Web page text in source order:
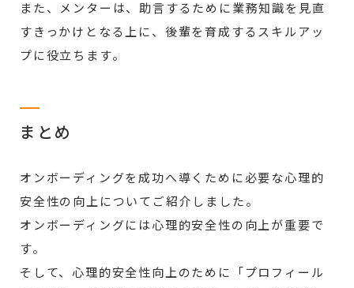
また、メンターは、助言するために業務知識を見直
すきっかけとなる上に、後輩を育成するスキルアッ
プに役立ちます。
まとめ
オンボーディングを成功へ導くために必要な心理的
安全性の向上についてご紹介しました。
オンボーディングには心理的安全性の向上が重要で
す。
そして、心理的安全性向上のために「プロフィール